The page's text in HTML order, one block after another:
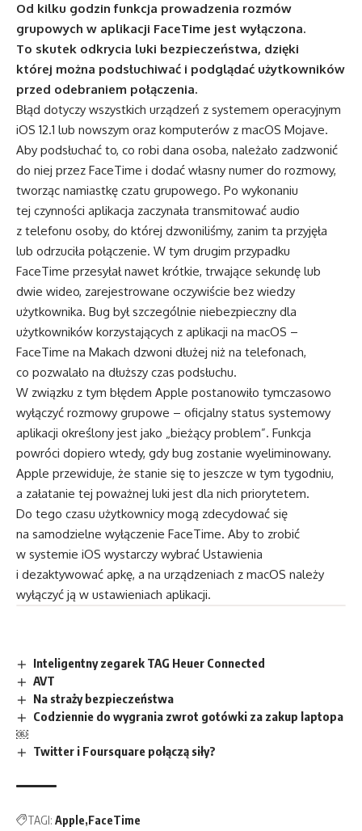
Od kilku godzin funkcja prowadzenia rozmów
grupowych w aplikacji FaceTime jest wyłączona.
To skutek odkrycia luki bezpieczeństwa, dzięki
której można podsłuchiwać i podglądać użytkowników
przed odebraniem połączenia.
Błąd dotyczy wszystkich urządzeń z systemem operacyjnym
iOS 12.1 lub nowszym oraz komputerów z macOS Mojave.
Aby podsłuchać to, co robi dana osoba, należało zadzwonić
do niej przez FaceTime i dodać własny numer do rozmowy,
tworząc namiastkę czatu grupowego. Po wykonaniu
tej czynności aplikacja zaczynała transmitować audio
z telefonu osoby, do której dzwoniliśmy, zanim ta przyjęła
lub odrzuciła połączenie. W tym drugim przypadku
FaceTime przesyłał nawet krótkie, trwające sekundę lub
dwie wideo, zarejestrowane oczywiście bez wiedzy
użytkownika. Bug był szczególnie niebezpieczny dla
użytkowników korzystających z aplikacji na macOS –
FaceTime na Makach dzwoni dłużej niż na telefonach,
co pozwalało na dłuższy czas podsłuchu.
W związku z tym błędem Apple postanowiło tymczasowo
wyłączyć rozmowy grupowe – oficjalny status systemowy
aplikacji określony jest jako „bieżący problem”. Funkcja
powróci dopiero wtedy, gdy bug zostanie wyeliminowany.
Apple przewiduje, że stanie się to jeszcze w tym tygodniu,
a załatanie tej poważnej luki jest dla nich priorytetem.
Do tego czasu użytkownicy mogą zdecydować się
na samodzielne wyłączenie FaceTime. Aby to zrobić
w systemie iOS wystarczy wybrać Ustawienia
i dezaktywować apkę, a na urządzeniach z macOS należy
wyłączyć ją w ustawieniach aplikacji.
Inteligentny zegarek TAG Heuer Connected
AVT
Na straży bezpieczeństwa
Codziennie do wygrania zwrot gotówki za zakup laptopa
￼
Twitter i Foursquare połączą siły?
TAGI: Apple FaceTime